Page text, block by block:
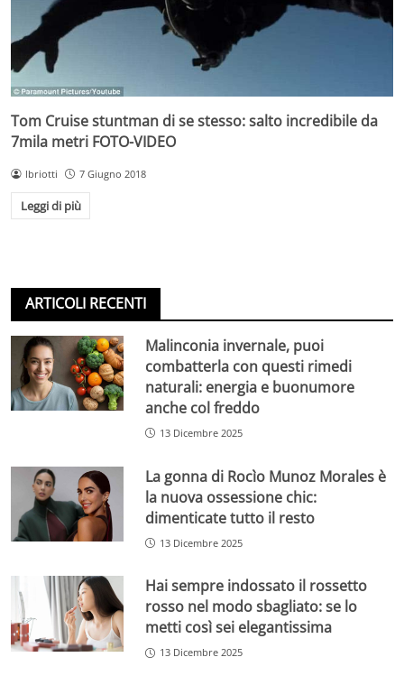
Tom Cruise stuntman di se stesso: salto incredibile da
7mila metri FOTO-VIDEO
lbriotti 7 Giugno 2018
Leggi di più
ARTICOLI RECENTI
Malinconia invernale, puoi
combatterla con questi rimedi
naturali: energia e buonumore
anche col freddo
13 Dicembre 2025
La gonna di Rocìo Munoz Morales è
la nuova ossessione chic:
dimenticate tutto il resto
13 Dicembre 2025
Hai sempre indossato il rossetto
rosso nel modo sbagliato: se lo
metti così sei elegantissima
13 Dicembre 2025